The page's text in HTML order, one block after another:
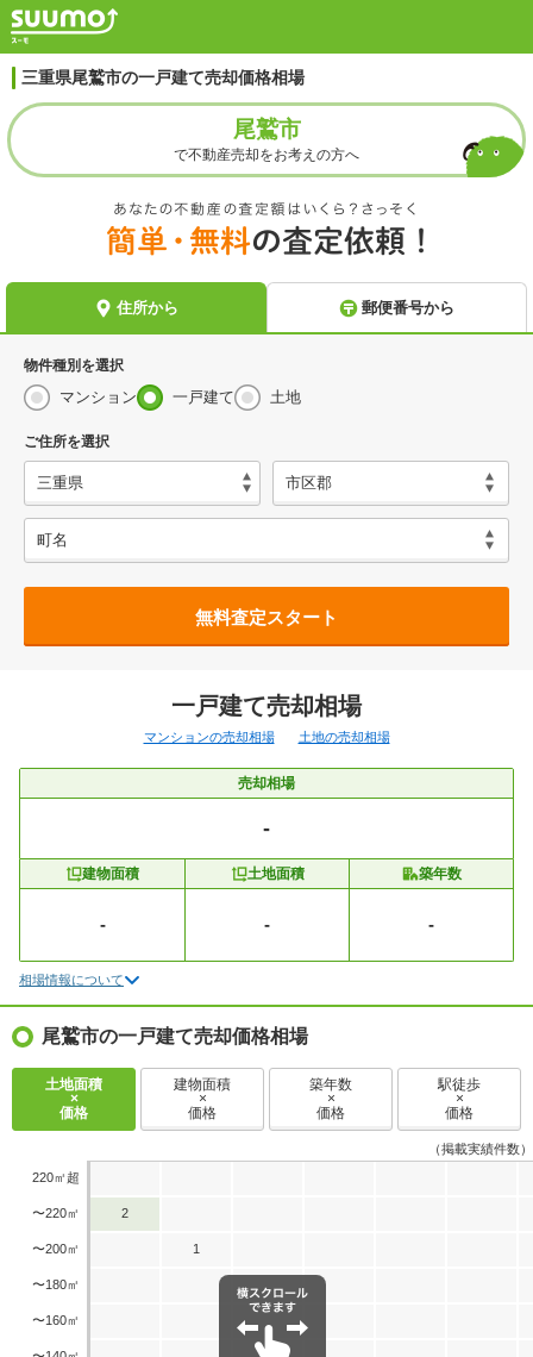
三重県尾鷲市の一戸建て売却価格相場
尾鷲市
で不動産売却をお考えの方へ
物件種別を選択
マンション 一戸建て 土地
ご住所を選択
無料査定スタート
一戸建て売却相場
マンションの売却相場 土地の売却相場
売却相場
-
建物面積
-
土地面積
-
築年数
-
相場情報について
尾鷲市の一戸建て売却価格相場
土地面積
×
価格
建物面積
×
価格
築年数
×
価格
駅徒歩
×
価格
（掲載実績件数）
220㎡超
〜220㎡
〜200㎡
〜180㎡
〜160㎡
2
1